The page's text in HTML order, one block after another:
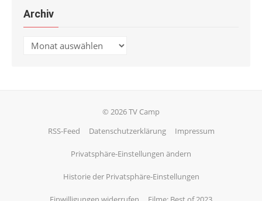
Archiv
Archiv
© 2026 TV Camp
RSS-Feed
Datenschutzerklärung Impressum
Privatsphäre-Einstellungen ändern
Historie der Privatsphäre-Einstellungen